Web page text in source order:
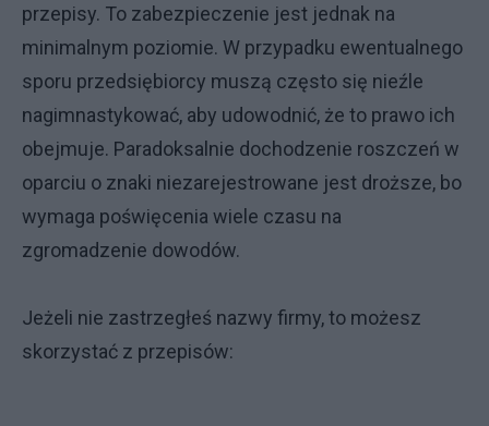
przepisy. To zabezpieczenie jest jednak na
minimalnym poziomie. W przypadku ewentualnego
sporu przedsiębiorcy muszą często się nieźle
nagimnastykować, aby udowodnić, że to prawo ich
obejmuje. Paradoksalnie dochodzenie roszczeń w
oparciu o znaki niezarejestrowane jest droższe, bo
wymaga poświęcenia wiele czasu na
zgromadzenie dowodów.
Jeżeli nie zastrzegłeś nazwy firmy, to możesz
skorzystać z przepisów: